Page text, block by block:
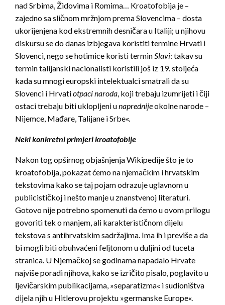
nad Srbima, Židovima i Romima… Kroatofobija je –
zajedno sa sličnom mržnjom prema Slovencima – dosta
ukorijenjena kod ekstremnih desničara u Italiji; u njihovu
diskursu se do danas izbjegava koristiti termine Hrvati i
Slovenci, nego se hotimice koristi terminSlavi: takav su
termin talijanski nacionalisti koristili još iz 19. stoljeća
kada su mnogi europski intelektualci smatrali da su
Slovenci i Hrvatiotpaci naroda, koji trebaju izumrijeti i čiji
ostaci trebaju biti uklopljeni unaprednijeokolne narode –
Nijemce, Mađare, Talijane i Srbe«.
Neki konkretni primjeri kroatofobije
Nakon tog opširnog objašnjenja Wikipedije što je to
kroatofobija, pokazat ćemo na njemačkim i hrvatskim
tekstovima kako se taj pojam odrazuje uglavnom u
publicističkoj i nešto manje u znanstvenoj literaturi.
Gotovo nije potrebno spomenuti da ćemo u ovom prilogu
govoriti tek o manjem, ali karakterističnom dijelu
tekstova s antihrvatskim sadržajima. Ima ih i previše a da
bi mogli biti obuhvaćeni feljtonom u duljini od tuceta
stranica. U Njemačkoj se godinama napadalo Hrvate
najviše poradi njihova, kako se izričito pisalo, poglavito u
ljevičarskim publikacijama, »separatizma« i sudioništva
dijela njih u Hitlerovu projektu »germanske Europe«.